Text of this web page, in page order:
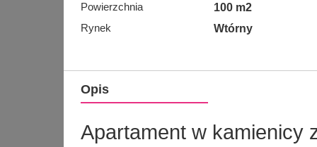
Powierzchnia
100 m2
Rynek
Wtórny
Opis
Apartament w kamienicy